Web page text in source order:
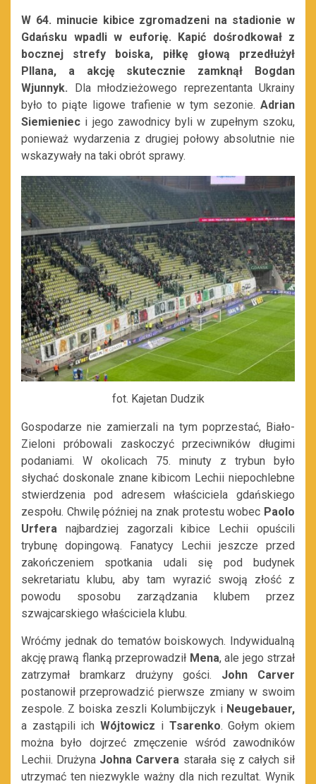
W 64. minucie kibice zgromadzeni na stadionie w
Gdańsku wpadli w euforię. Kapić dośrodkował z
bocznej strefy boiska, piłkę głową przedłużył
Pllana, a akcję skutecznie zamknął Bogdan
Wjunnyk. Dla młodzieżowego reprezentanta Ukrainy
było to piąte ligowe trafienie w tym sezonie. Adrian
Siemieniec i jego zawodnicy byli w zupełnym szoku,
ponieważ wydarzenia z drugiej połowy absolutnie nie
wskazywały na taki obrót sprawy.
fot. Kajetan Dudzik
Gospodarze nie zamierzali na tym poprzestać, Biało-
Zieloni próbowali zaskoczyć przeciwników długimi
podaniami. W okolicach 75. minuty z trybun było
słychać doskonale znane kibicom Lechii niepochlebne
stwierdzenia pod adresem właściciela gdańskiego
zespołu. Chwilę później na znak protestu wobec Paolo
Urfera najbardziej zagorzali kibice Lechii opuścili
trybunę dopingową. Fanatycy Lechii jeszcze przed
zakończeniem spotkania udali się pod budynek
sekretariatu klubu, aby tam wyrazić swoją złość z
powodu sposobu zarządzania klubem przez
szwajcarskiego właściciela klubu.
Wróćmy jednak do tematów boiskowych. Indywidualną
akcję prawą flanką przeprowadził Mena, ale jego strzał
zatrzymał bramkarz drużyny gości. John Carver
postanowił przeprowadzić pierwsze zmiany w swoim
zespole. Z boiska zeszli Kolumbijczyk i Neugebauer,
a zastąpili ichWójtowicz i Tsarenko. Gołym okiem
można było dojrzeć zmęczenie wśród zawodników
Lechii. Drużyna Johna Carvera starała się z całych sił
utrzymać ten niezwykle ważny dla nich rezultat. Wynik